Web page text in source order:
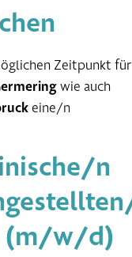
Zeitpunkt für
wie auch
eine/n
n
(m/w/d)